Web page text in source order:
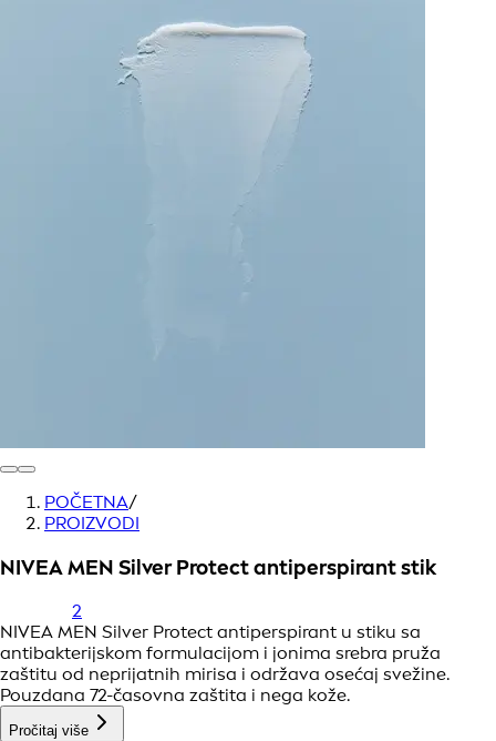
POČETNA/
PROIZVODI
NIVEA MEN Silver Protect antiperspirant stik
2
NIVEA MEN Silver Protect antiperspirant u stiku sa
antibakterijskom formulacijom i jonima srebra pruža
zaštitu od neprijatnih mirisa i održava osećaj svežine.
Pouzdana 72-časovna zaštita i nega kože.
Pročitaj više